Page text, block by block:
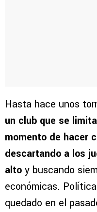
Hasta hace unos
un club que se
momento de hacer
descartando a los
alto y buscando
económicas.
quedado en el